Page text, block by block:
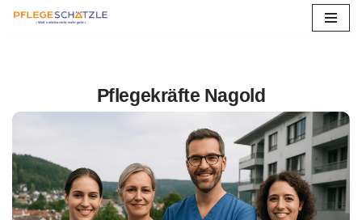
Pflegekräfte Nagold